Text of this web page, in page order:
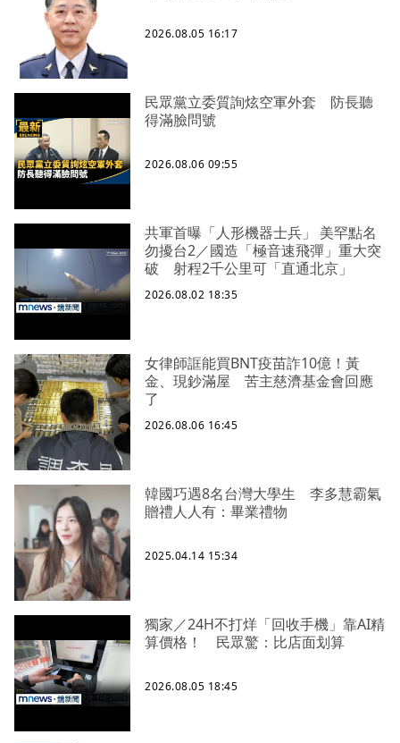
2026.08.05 16:17
民眾黨立委質詢炫空軍外套 防長聽
得滿臉問號
2026.08.06 09:55
共軍首曝「人形機器士兵」 美罕點名
勿擾台2／國造「極音速飛彈」重大突
破 射程2千公里可「直通北京」
2026.08.02 18:35
女律師誆能買BNT疫苗詐10億！黃
金、現鈔滿屋 苦主慈濟基金會回應
了
2026.08.06 16:45
韓國巧遇8名台灣大學生 李多慧霸氣
贈禮人人有：畢業禮物
2025.04.14 15:34
獨家／24H不打烊「回收手機」靠AI精
算價格！ 民眾驚：比店面划算
2026.08.05 18:45